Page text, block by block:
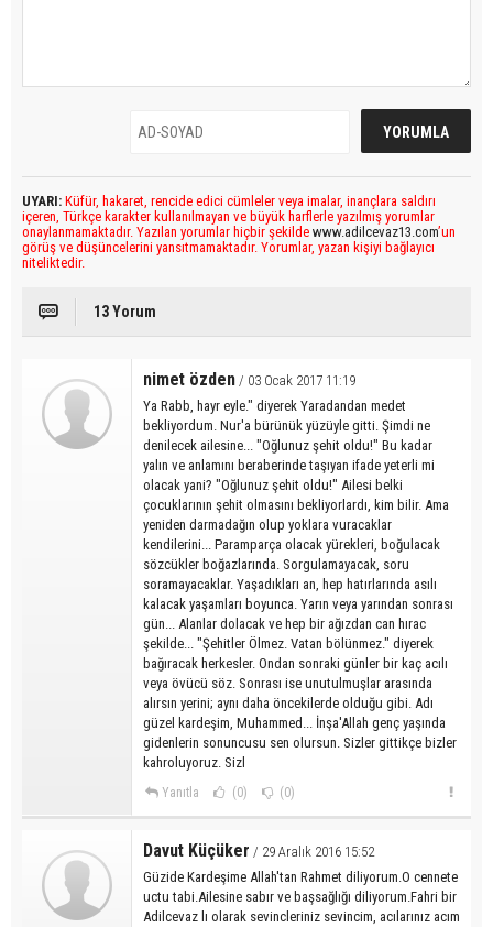
UYARI: Küfür, hakaret, rencide edici cümleler veya imalar, inançlara saldırı
içeren, Türkçe karakter kullanılmayan ve büyük harflerle yazılmış yorumlar
onaylanmamaktadır. Yazılan yorumlar hiçbir şekilde www.adilcevaz13.com’un
görüş ve düşüncelerini yansıtmamaktadır. Yorumlar, yazan kişiyi bağlayıcı
niteliktedir.
13 Yorum
nimet özden / 03 Ocak 2017 11:19
Ya Rabb, hayr eyle." diyerek Yaradandan medet
bekliyordum. Nur'a bürünük yüzüyle gitti. Şimdi ne
denilecek ailesine... "Oğlunuz şehit oldu!" Bu kadar
yalın ve anlamını beraberinde taşıyan ifade yeterli mi
olacak yani? "Oğlunuz şehit oldu!" Ailesi belki
çocuklarının şehit olmasını bekliyorlardı, kim bilir. Ama
yeniden darmadağın olup yoklara vuracaklar
kendilerini... Paramparça olacak yürekleri, boğulacak
sözcükler boğazlarında. Sorgulamayacak, soru
soramayacaklar. Yaşadıkları an, hep hatırlarında asılı
kalacak yaşamları boyunca. Yarın veya yarından sonrası
gün... Alanlar dolacak ve hep bir ağızdan can hırac
şekilde... "Şehitler Ölmez. Vatan bölünmez." diyerek
bağıracak herkesler. Ondan sonraki günler bir kaç acılı
veya övücü söz. Sonrası ise unutulmuşlar arasında
alırsın yerini; aynı daha öncekilerde olduğu gibi. Adı
güzel kardeşim, Muhammed... İnşa'Allah genç yaşında
gidenlerin sonuncusu sen olursun. Sizler gittikçe bizler
kahroluyoruz. Sizl
Yanıtla (0) (0)
Davut Küçüker / 29 Aralık 2016 15:52
Güzide Kardeşime Allah'tan Rahmet diliyorum.O cennete
uctu tabi.Ailesine sabır ve başsağlığı diliyorum.Fahri bir
Adilcevaz lı olarak sevincleriniz sevincim, acılarınız acım